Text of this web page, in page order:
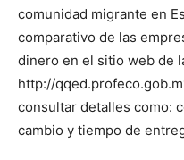
comunidad migrante en
comparativo de las
dinero en el sitio web de
http://
consultar detalles como:
cambio y tiempo de